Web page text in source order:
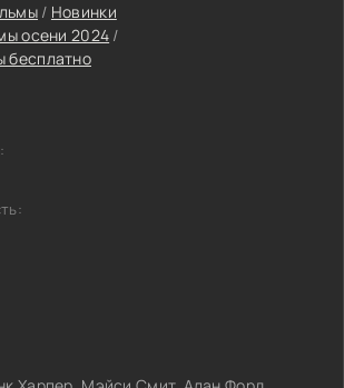
/ Новинки
осени 2024 /
бесплатно